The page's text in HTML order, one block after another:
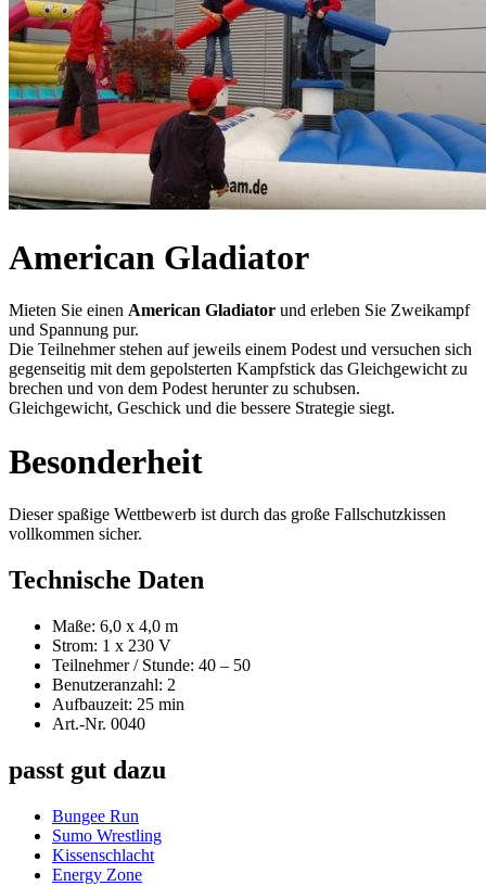
American Gladiator
Mieten Sie einen American Gladiator und erleben Sie Zweikampf
und Spannung pur.
Die Teilnehmer stehen auf jeweils einem Podest und versuchen sich
gegenseitig mit dem gepolsterten Kampfstick das Gleichgewicht zu
brechen und von dem Podest herunter zu schubsen.
Gleichgewicht, Geschick und die bessere Strategie siegt.
Besonderheit
Dieser spaßige Wettbewerb ist durch das große Fallschutzkissen
vollkommen sicher.
Technische Daten
Maße: 6,0 x 4,0 m
Strom: 1 x 230 V
Teilnehmer / Stunde: 40 – 50
Benutzeranzahl: 2
Aufbauzeit: 25 min
Art.-Nr. 0040
passt gut dazu
Bungee Run
Sumo Wrestling
Kissenschlacht
Energy Zone